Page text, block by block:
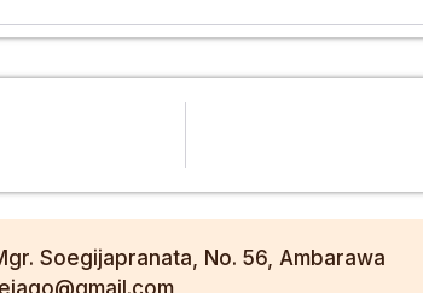
Soegijapranata, No. 56, Ambarawa